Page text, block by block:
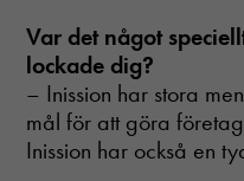
Var det något
lockade dig?
– Inission har stora
mål för att göra
Inission har också en